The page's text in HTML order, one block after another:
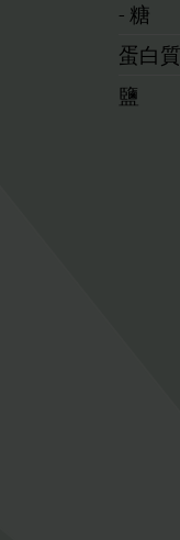
- 糖
蛋白質
鹽